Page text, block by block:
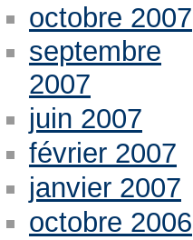
octobre 2007
septembre
2007
juin 2007
février 2007
janvier 2007
octobre 2006